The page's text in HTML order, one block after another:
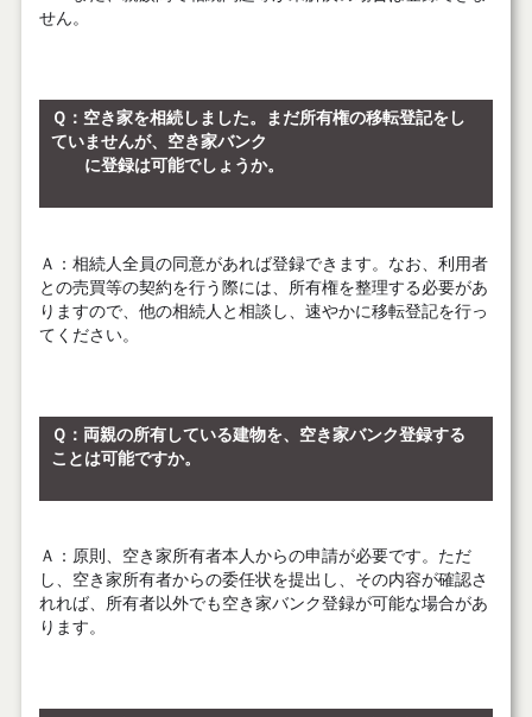
せん。
Ｑ ：空き家を相続しました。まだ所有権の移転登記をし
ていませんが、空き家バンク
に登録は可能でしょうか。
Ａ ：相続人全員の同意があれば登録できます。なお、利用者
との売買等の契約を行う際には、所有権を整理する必要があ
りますので、他の相続人と相談し、速やかに移転登記を行っ
てください。
Ｑ：両親の所有している建物を、空き家バンク登録する
ことは可能ですか。
Ａ ：原則、空き家所有者本人からの申請が必要です。ただ
し、空き家所有者からの委任状を提出し、その内容が確認さ
れれば、所有者以外でも空き家バンク登録が可能な場合があ
ります。